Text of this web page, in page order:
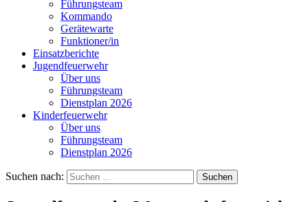
Führungsteam
Kommando
Gerätewarte
Funktioner/in
Einsatzberichte
Jugendfeuerwehr
Über uns
Führungsteam
Dienstplan 2026
Kinderfeuerwehr
Über uns
Führungsteam
Dienstplan 2026
Suchen nach: